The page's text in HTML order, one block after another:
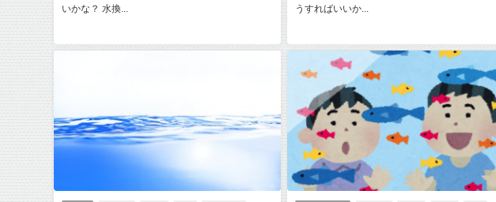
いかな？ 水換...
うすればいいか...